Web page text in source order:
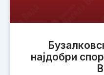
најдобри